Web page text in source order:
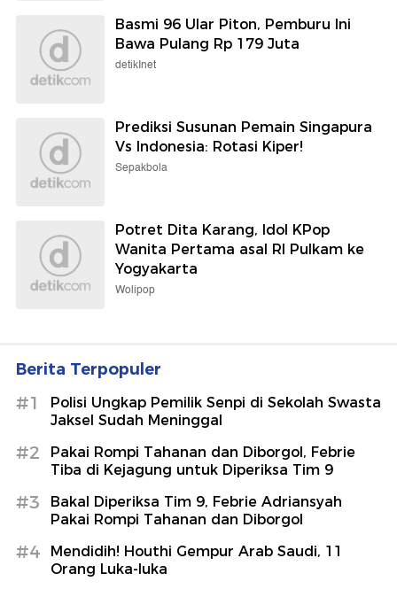
Basmi 96 Ular Piton, Pemburu Ini
Bawa Pulang Rp 179 Juta
detikInet
Prediksi Susunan Pemain Singapura
Vs Indonesia: Rotasi Kiper!
Sepakbola
Potret Dita Karang, Idol KPop
Wanita Pertama asal RI Pulkam ke
Yogyakarta
Wolipop
Berita Terpopuler
#1
Polisi Ungkap Pemilik Senpi di Sekolah Swasta
Jaksel Sudah Meninggal
#2
Pakai Rompi Tahanan dan Diborgol, Febrie
Tiba di Kejagung untuk Diperiksa Tim 9
#3
Bakal Diperiksa Tim 9, Febrie Adriansyah
Pakai Rompi Tahanan dan Diborgol
#4
Mendidih! Houthi Gempur Arab Saudi, 11
Orang Luka-luka